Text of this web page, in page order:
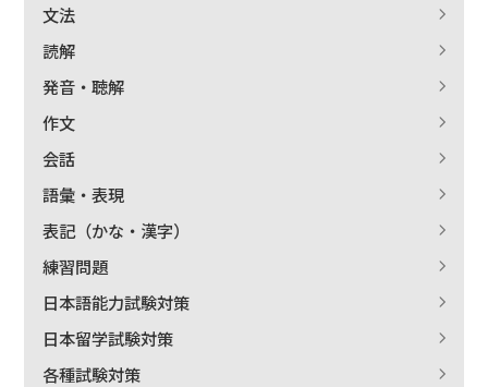
著者名で絞り込む
文法
読解
発音・聴解
作文
会話
語彙・表現
表記（かな・漢字）
練習問題
日本語能力試験対策
日本留学試験対策
各種試験対策